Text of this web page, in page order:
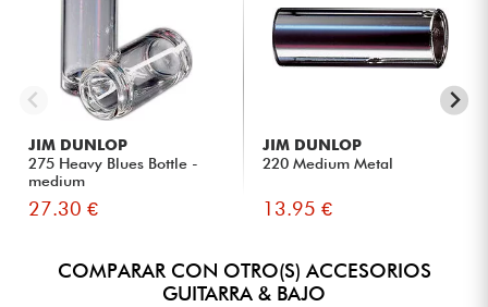
JIM DUNLOP
275 Heavy Blues Bottle -
medium
27.30 €
JIM DUNLOP
220 Medium Metal
13.95 €
COMPARAR CON OTRO(S) ACCESORIOS
GUITARRA & BAJO